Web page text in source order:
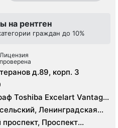
на рентген
граждан до 10%
Лицензия
проверена
д.89, корп. 3
Toshiba Excelart Vantage
Ленинградская
Проспект